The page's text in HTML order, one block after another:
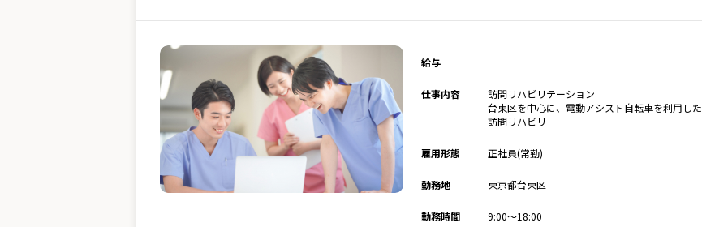
給与
仕事内容
訪問リハビリテーション
台東区を中心に、電動アシスト自転車を利用した
訪問リハビリ
雇用形態 正社員(常勤)
勤務地 東京都台東区
勤務時間 9:00～18:00